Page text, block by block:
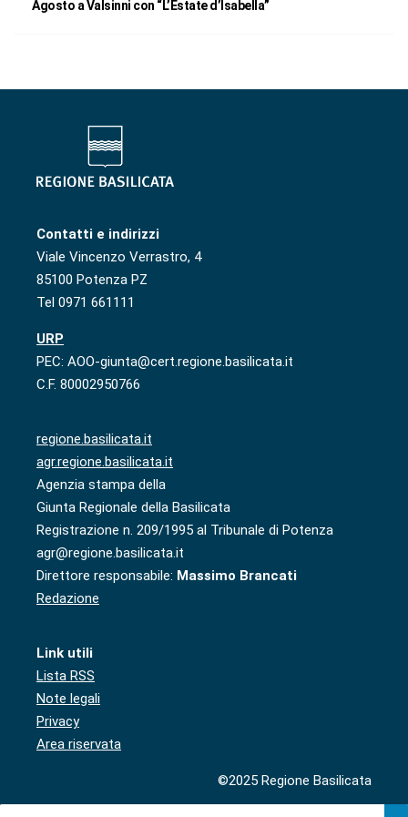
Agosto a Valsinni con “L’Estate d’Isabella”
Contatti e indirizzi
Viale Vincenzo Verrastro, 4
85100 Potenza PZ
Tel 0971 661111
URP
PEC: AOO-giunta@cert.regione.basilicata.it
C.F. 80002950766
regione.basilicata.it
agr.regione.basilicata.it
Agenzia stampa della
Giunta Regionale della Basilicata
Registrazione n. 209/1995 al Tribunale di Potenza
agr@regione.basilicata.it
Direttore responsabile: Massimo Brancati
Redazione
Link utili
Lista RSS
Note legali
Privacy
Area riservata
©2025 Regione Basilicata